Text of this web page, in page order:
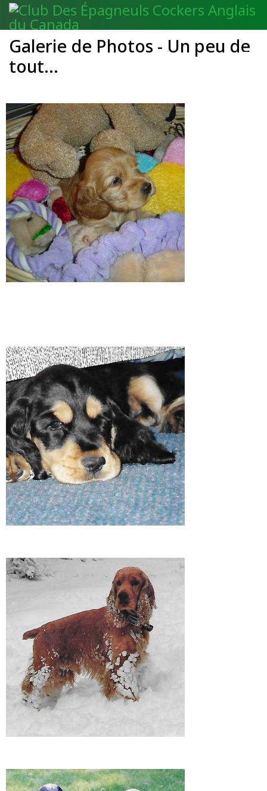
EN
Galerie de Photos - Un peu de
tout...